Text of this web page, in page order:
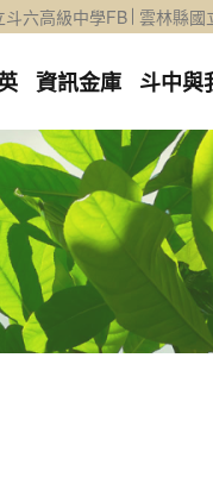
斗六高級中學FB 雲林縣國
資訊金庫 斗中與